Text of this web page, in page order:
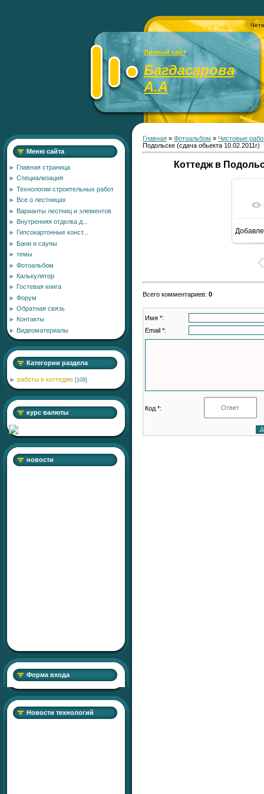
Личный сайт
Багдасарова
А.А
Меню сайта
Главная страница
Специализация
Технологии строительных работ
Все о лестницах
Варианты лестниц и элементов
Внутренняя отделка д...
Гипсокартонные конст...
Бани и сауны
темы
Фотоальбом
Калькулятор
Гостевая книга
Форум
Обратная связь
Контакты
Видеоматериалы
Категории раздела
работы в коттедже [109]
курс валюты
новости
Форма входа
Новости технологий
Главная » Фотоальбом » Чистовые
Подольске (сдача обьекта 10.02.2011г)
Коттедж в
Всего комментариев: 0
Имя *:
Email *:
Код *: